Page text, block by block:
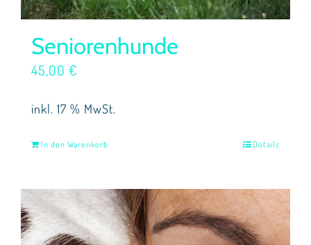
Seniorenhunde
45,00 €
inkl. 17 % MwSt.
In den Warenkorb Details